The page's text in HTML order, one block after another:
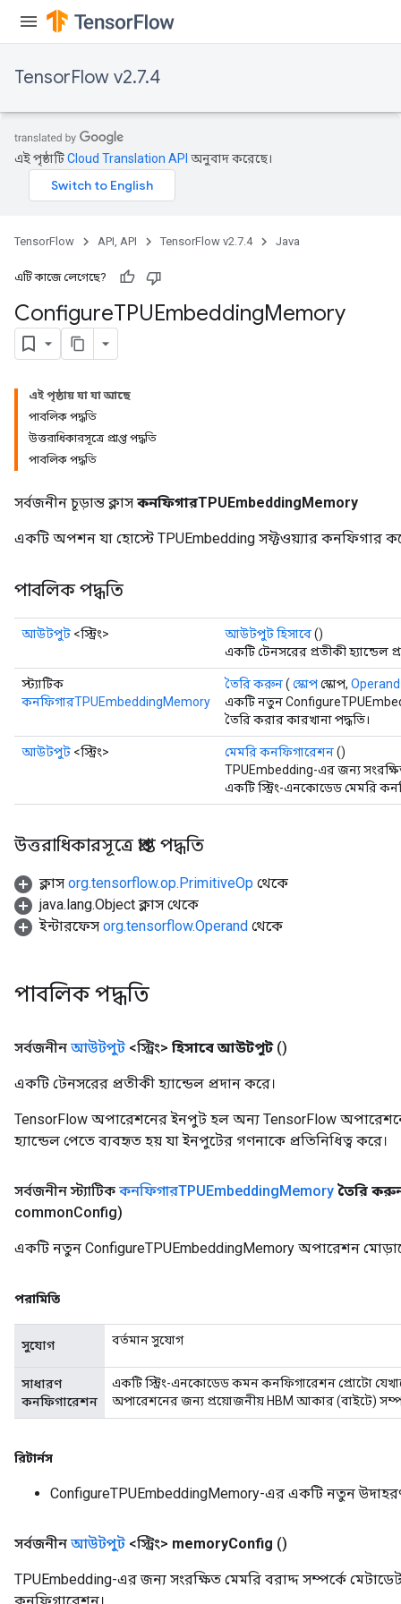
TensorFlow v2.7.4
এই পৃষ্ঠাটিCloud Translation API অনুবাদ করেছে।
TensorFlow API, API TensorFlow v2.7.4 Java
এটি কাজে লেগেছে?
ConfigureTPUEmbeddingMemory
এই পৃষ্ঠায় যা যা আছে
পাবলিক পদ্ধতি
উত্তরাধিকারসূত্রে প্রাপ্ত পদ্ধতি
পাবলিক পদ্ধতি
সর্বজনীন চূড়ান্ত ক্লাস কনফিগারTPUEmbeddingMemory
একটি অপশন যা হোস্টে TPUEmbedding সফ্টওয়্যার কনফিগার
পাবলিক পদ্ধতি
আউটপুট <স্ট্রিং> আউটপুট হিসাবে()
একটি টেনসরের প্রতীকী হ্যান্ডেল
স্ট্যাটিক
কনফিগারTPUEmbeddingMemory
তৈরি করুন( স্কোপস্কোপ, Operand
একটি নতুন
তৈরি করার কারখানা পদ্ধতি।
আউটপুট <স্ট্রিং> মেমরি কনফিগারেশন()
TPUEmbedding-এর জন্য
একটি স্ট্রিং-এনকোডেড মেমরি
উত্তরাধিকারসূত্রে প্রাপ্ত পদ্ধতি
ক্লাস org.tensorflow.op.PrimitiveOp থেকে
java.lang.Object ক্লাস থেকে
ইন্টারফেস org.tensorflow.Operand থেকে
পাবলিক পদ্ধতি
সর্বজনীন আউটপুট <স্ট্রিং> হিসাবে আউটপুট ()
একটি টেনসরের প্রতীকী হ্যান্ডেল প্রদান করে।
TensorFlow অপারেশনের ইনপুট হল অন্য TensorFlow
হ্যান্ডেল পেতে ব্যবহৃত হয় যা ইনপুটের গণনাকে প্রতিনিধিত্ব করে।
সর্বজনীন স্ট্যাটিক কনফিগারTPUEmbeddingMemory তৈরি
commonConfig)
একটি নতুন ConfigureTPUEmbeddingMemory অপারেশন
পরামিতি
সুযোগ বর্তমান সুযোগ
সাধারণ
কনফিগারেশন
একটি স্ট্রিং-এনকোডেড কমন কনফিগারেশন প্রোটো
অপারেশনের জন্য প্রয়োজনীয় HBM আকার (বাইটে)
রিটার্নস
ConfigureTPUEmbeddingMemory-এর একটি নতুন
সর্বজনীন আউটপুট <স্ট্রিং> memoryConfig ()
TPUEmbedding-এর জন্য সংরক্ষিত মেমরি বরাদ্দ সম্পর্কে